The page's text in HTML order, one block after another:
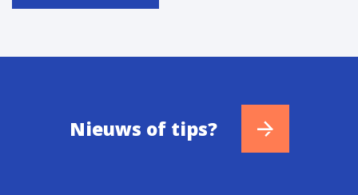
Nieuws of tips?